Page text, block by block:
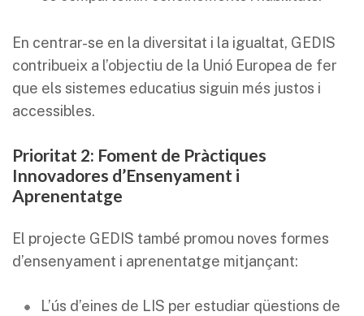
En centrar-se en la diversitat i la igualtat, GEDIS
contribueix a l’objectiu de la Unió Europea de fer
que els sistemes educatius siguin més justos i
accessibles.
Prioritat 2: Foment de Pràctiques
Innovadores d’Ensenyament i
Aprenentatge
El projecte GEDIS també promou noves formes
d’ensenyament i aprenentatge mitjançant:
L’ús d’eines de LIS per estudiar qüestions de